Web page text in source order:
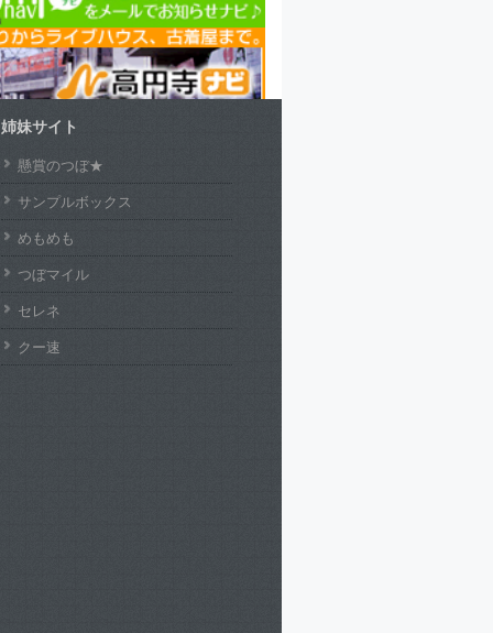
姉妹サイト
懸賞のつぼ★
サンプルボックス
めもめも
つぼマイル
セレネ
クー速